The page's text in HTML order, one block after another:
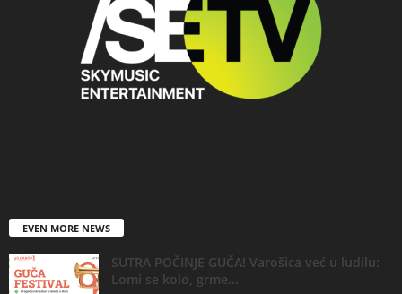
EVEN MORE NEWS
SUTRA POČINJE GUČA! Varošica već u ludilu:
Lomi se kolo, grme...